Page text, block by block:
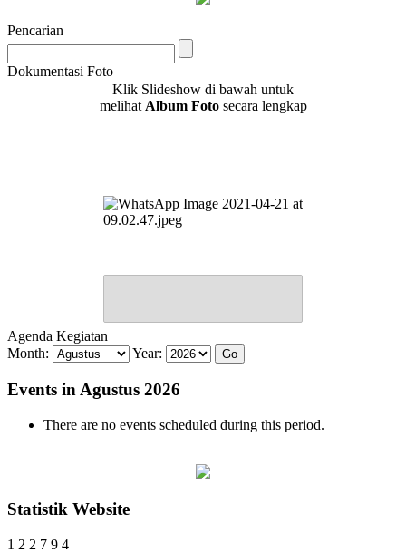
Pencarian
Dokumentasi Foto
Klik Slideshow di bawah untuk
melihat Album Fotosecara lengkap
Agenda Kegiatan
Month:
Year:
Events in Agustus 2026
There are no events scheduled during this period.
Statistik Website
1 2 2 7 9 4